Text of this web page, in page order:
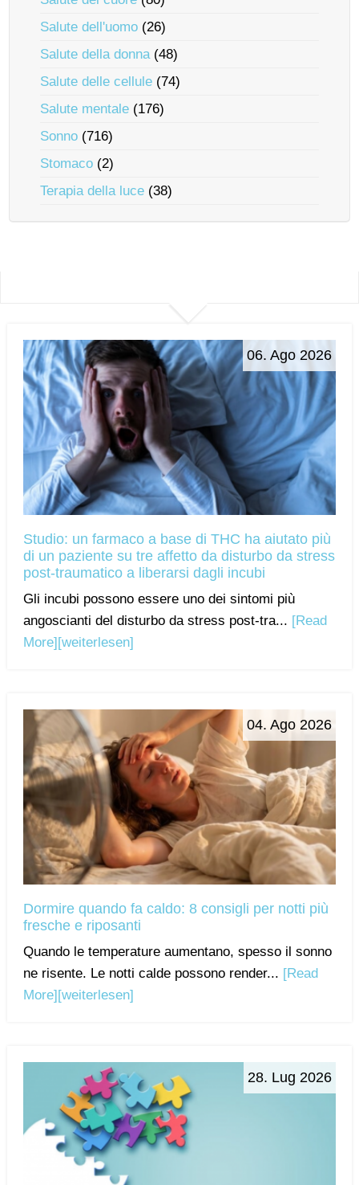
Salute dell'uomo (26)
Salute della donna(48)
Salute delle cellule (74)
Salute mentale (176)
Sonno (716)
Stomaco (2)
Terapia della luce (38)
06. Ago 2026
Studio: un farmaco a base di THC ha aiutato più
di un paziente su tre affetto da disturbo da stress
post-traumatico a liberarsi dagli incubi
Gli incubi possono essere uno dei sintomi più
angoscianti del disturbo da stress post-tra... [Read
More] [weiterlesen]
04. Ago 2026
Dormire quando fa caldo: 8 consigli per notti più
fresche e riposanti
Quando le temperature aumentano, spesso il sonno
ne risente. Le notti calde possono render... [Read
More] [weiterlesen]
28. Lug 2026